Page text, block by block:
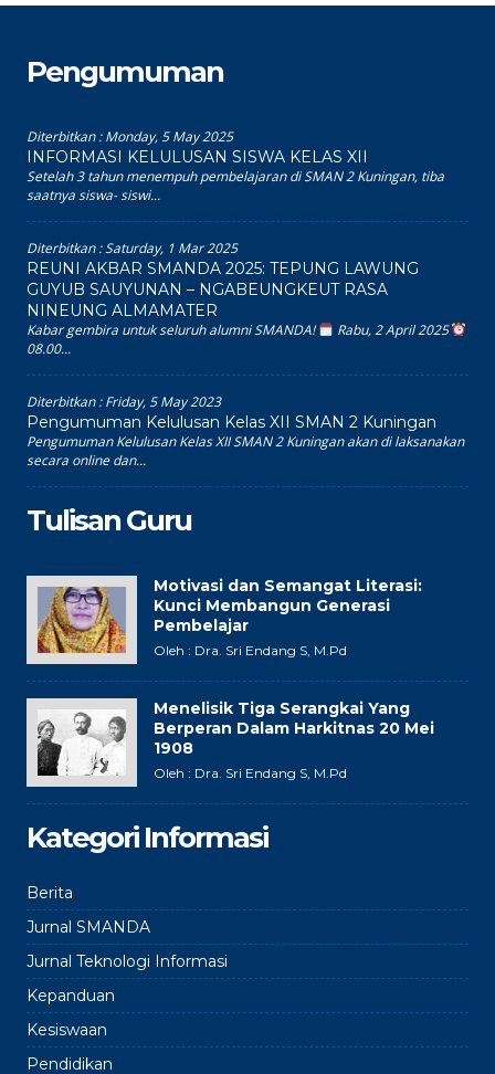
Pengumuman
Diterbitkan :Monday, 5 May 2025
INFORMASI KELULUSAN SISWA KELAS XII
Setelah 3 tahun menempuh pembelajaran di SMAN 2 Kuningan, tiba
saatnya siswa- siswi...
Diterbitkan :Saturday, 1 Mar 2025
REUNI AKBAR SMANDA 2025: TEPUNG LAWUNG
GUYUB SAUYUNAN – NGABEUNGKEUT RASA
NINEUNG ALMAMATER
Kabar gembira untuk seluruh alumni SMANDA!
Rabu, 2 April 2025
08.00...
Diterbitkan :Friday, 5 May 2023
Pengumuman Kelulusan Kelas XII SMAN 2 Kuningan
Pengumuman Kelulusan Kelas XII SMAN 2 Kuningan akan di laksanakan
secara online dan...
Tulisan Guru
Motivasi dan Semangat Literasi:
Kunci Membangun Generasi
Pembelajar
Oleh : Dra. Sri Endang S, M.Pd
Menelisik Tiga Serangkai Yang
Berperan Dalam Harkitnas 20 Mei
1908
Oleh : Dra. Sri Endang S, M.Pd
Kategori Informasi
Berita
Jurnal SMANDA
Jurnal Teknologi Informasi
Kepanduan
Kesiswaan
Pendidikan